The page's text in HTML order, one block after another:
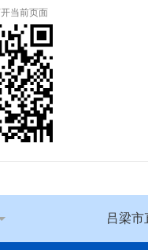
当前页面
吕梁市